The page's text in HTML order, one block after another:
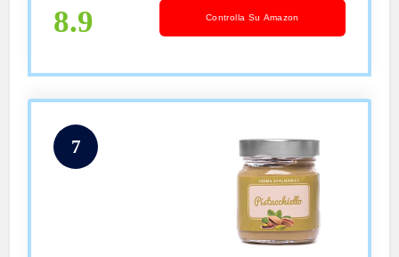
8.9 Controlla Su Amazon
7